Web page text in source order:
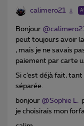
calimero21
Bonjour
peut toujours avoir
, mais je ne savais
paiement par carte
Si c’est déjà fait,
séparée.
bonjour @Sophie L.
je choisirais mon